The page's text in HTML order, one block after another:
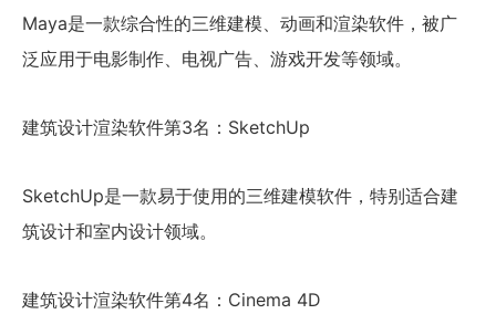
Maya是一款综合性的三维建模、动画和渲染软件，被广
泛应用于电影制作、电视广告、游戏开发等领域。
建筑设计渲染软件第3名：SketchUp
SketchUp是一款易于使用的三维建模软件，特别适合建
筑设计和室内设计领域。
建筑设计渲染软件第4名：Cinema 4D